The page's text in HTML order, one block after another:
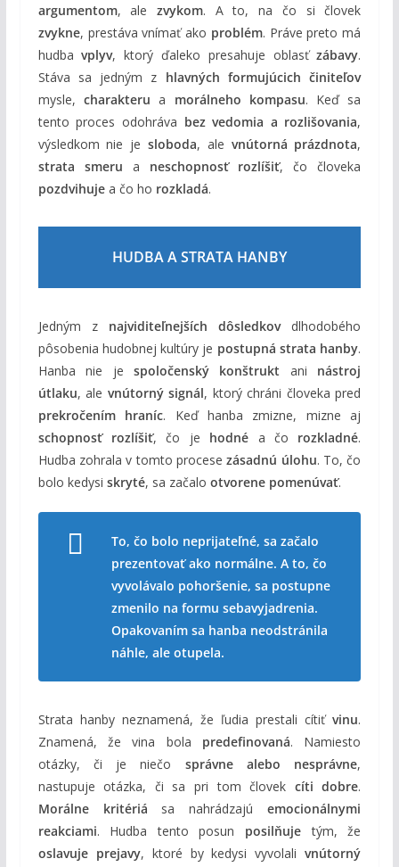
argumentom, alezvykom. A to, na čo si človek
zvykne, prestáva vnímať ako problém. Práve preto má
hudbavplyv, ktorý ďaleko presahuje oblasťzábavy.
Stáva sa jedným z hlavných formujúcich činiteľov
mysle, charakteru a morálneho kompasu. Keď sa
tento proces odohráva bez vedomia a rozlišovania,
výsledkom nie je sloboda, ale vnútorná prázdnota,
strata smeru a neschopnosť rozlíšiť, čo človeka
pozdvihujea čo ho rozkladá.
HUDBA A STRATA HANBY
Jedným z najviditeľnejších dôsledkovdlhodobého
pôsobenia hudobnej kultúry je postupná strata hanby.
Hanba nie je spoločenský konštrukt ani nástroj
útlaku, ale vnútorný signál, ktorý chráni človeka pred
prekročením hraníc. Keď hanba zmizne, mizne aj
schopnosť rozlíšiť, čo je hodné a čo rozkladné.
Hudba zohrala v tomto procesezásadnú úlohu. To, čo
bolo kedysi skryté, sa začalo otvorene pomenúvať.
To, čo bolo neprijateľné, sa začalo
prezentovať ako normálne. A to, čo
vyvolávalo pohoršenie, sa postupne
zmenilo na formu sebavyjadrenia.
Opakovaním sa hanba neodstránila
náhle, ale otupela.
Strata hanby neznamená, že ľudia prestali cítiťvinu.
Znamená, že vina bola predefinovaná. Namiesto
otázky, či je niečo správne alebo nesprávne,
nastupuje otázka, či sa pri tom človek cíti dobre.
Morálne kritériá sa nahrádzajúemocionálnymi
reakciami. Hudba tento posun posilňuje tým, že
oslavuje prejavy, ktoré by kedysi vyvolalivnútorný